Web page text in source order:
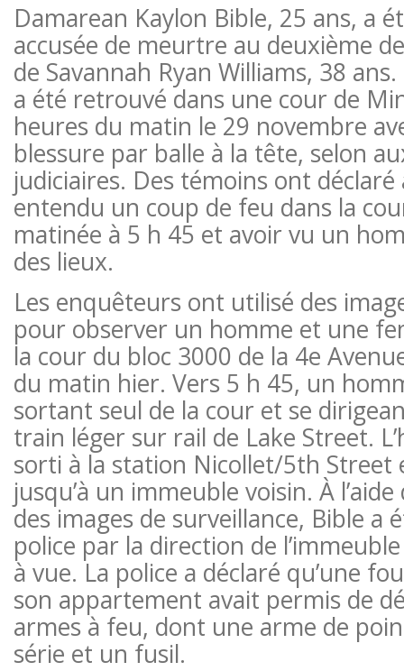
Damarean Kaylon Bible, 25 ans, a
accusée de meurtre au deuxième
de Savannah Ryan Williams, 38
a été retrouvé dans une cour de
heures du matin le 29 novembre
blessure par balle à la tête, selon
judiciaires. Des témoins ont déclaré
entendu un coup de feu dans la
matinée à 5 h 45 et avoir vu un
des lieux.
Les enquêteurs ont utilisé des
pour observer un homme et une
la cour du bloc 3000 de la 4e
du matin hier. Vers 5 h 45, un
sortant seul de la cour et se
train léger sur rail de Lake Street.
sorti à la station Nicollet/5th Street
jusqu’à un immeuble voisin. À
des images de surveillance, Bible a
police par la direction de
à vue. La police a déclaré qu’une
son appartement avait permis de
armes à feu, dont une arme de
série et un fusil.